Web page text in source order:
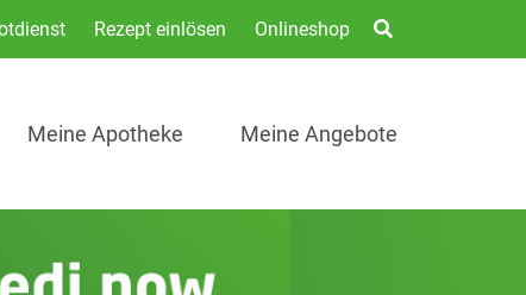
Rezept einlösen Onlineshop
Meine Apotheke Meine Angebote